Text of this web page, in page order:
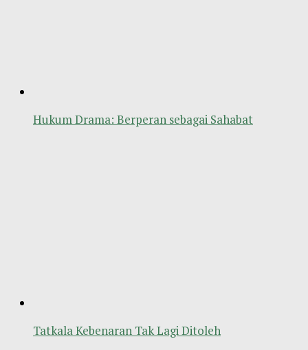
Hukum Drama: Berperan sebagai Sahabat
Tatkala Kebenaran Tak Lagi Ditoleh